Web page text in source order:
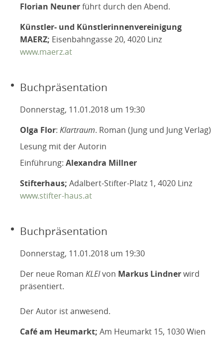
Florian Neunerführt durch den Abend.
Künstler- und Künstlerinnenvereinigung
MAERZ; Eisenbahngasse 20, 4020 Linz
www.maerz.at
Buchpräsentation
Donnerstag, 11.01.2018 um 19:30
Olga Flor: Klartraum. Roman (Jung und Jung Verlag)
Lesung mit der Autorin
Einführung: Alexandra Millner
Stifterhaus; Adalbert-Stifter-Platz 1, 4020 Linz
www.stifter-haus.at
Buchpräsentation
Donnerstag, 11.01.2018 um 19:30
Der neue Roman KLEIvon Markus Lindnerwird
präsentiert.
Der Autor ist anwesend.
Café am Heumarkt; Am Heumarkt 15, 1030 Wien